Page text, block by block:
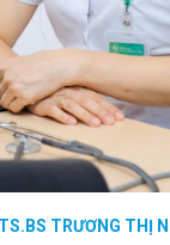
TS.BS TRƯƠNG THỊ